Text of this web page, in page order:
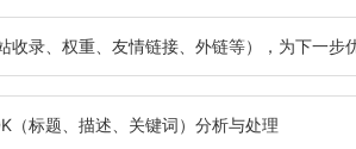
收录、权重、友情链接、外链等），为下一步
（标题、描述、关键词）分析与处理